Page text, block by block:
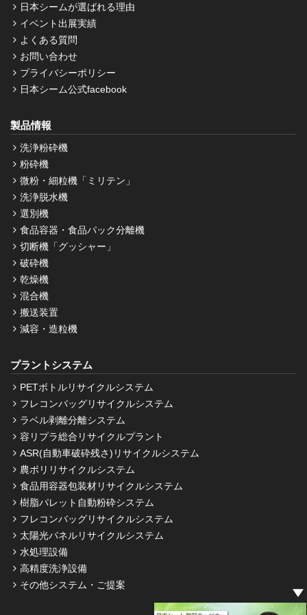
日本シームが選ばれる理由
イベント出展実績
よくある質問
お問い合わせ
プライバシーポリシー
日本シーム公式facebook
製品情報
洗浄粉砕機
粉砕機
微粉・細粒機「ミリテン」
洗浄脱水機
選別機
食品容器・食品パック分離機
切断機「グッシャー」
破砕機
乾燥機
混合機
搬送装置
減容・造粒機
プラントシステム
PETボトルリサイクルシステム
フレコンバッグリサイクルシステム
ラベル剥離分離システム
容リプラ総合リサイクルプラント
ASR(自動車破砕残さ)リサイクルシステム
農ポリリサイクルシステム
食品用容器包装材リサイクルシステム
樹脂パレット自動粉砕システム
フレコンバッグリサイクルシステム
太陽光パネルリサイクルシステム
水処理設備
高精度洗浄設備
その他システム・ご提案